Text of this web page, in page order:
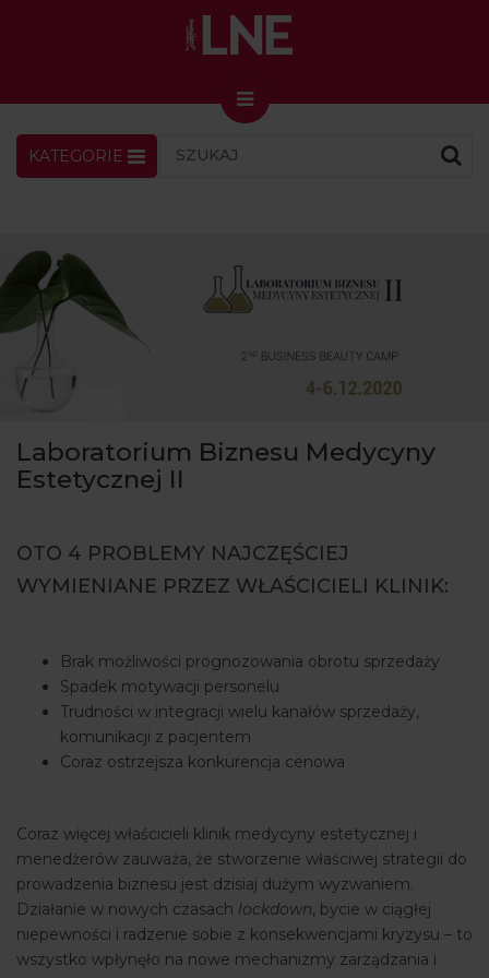
LNENEWS
Skin Master w Warszawie
49. edycja w Krakowie
O NAS
PRENUMERATA
WYDARZENIA
KATEGORIE
Laboratorium Biznesu Medycyny
Estetycznej II
OTO 4 PROBLEMY NAJCZĘŚCIEJ
WYMIENIANE PRZEZ WŁAŚCICIELI KLINIK:
Brak możliwości prognozowania obrotu sprzedaży
Spadek motywacji personelu
Trudności w integracji wielu kanałów sprzedaży,
komunikacji z pacjentem
Coraz ostrzejsza konkurencja cenowa
Coraz więcej właścicieli klinik medycyny estetycznej i
menedżerów zauważa, że stworzenie właściwej strategii do
prowadzenia biznesu jest dzisiaj dużym wyzwaniem.
Działanie w nowych czasach lockdown, bycie w ciągłej
niepewności i radzenie sobie z konsekwencjami kryzysu – to
wszystko wpłynęło na nowe mechanizmy zarządzania i